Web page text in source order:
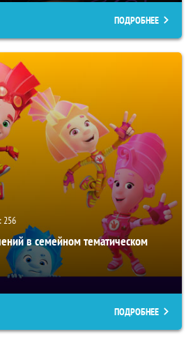
ПОДРОБНЕЕ
256
в семейном тематическом
ПОДРОБНЕЕ